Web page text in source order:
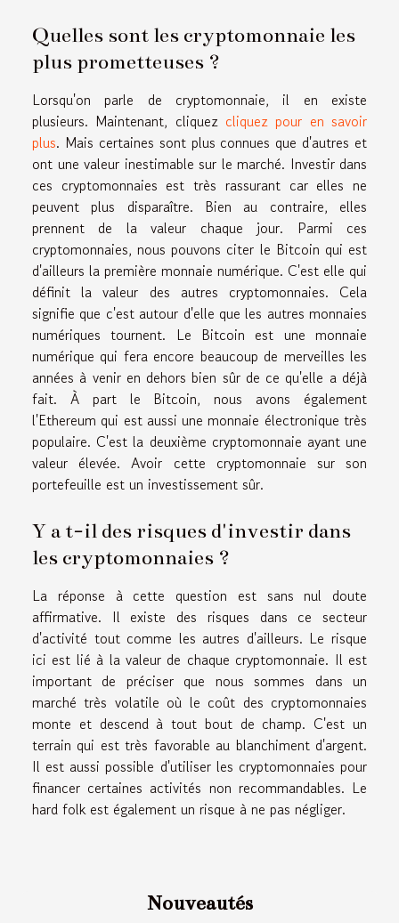
Quelles sont les cryptomonnaie les
plus prometteuses ?
Lorsqu'on parle de cryptomonnaie, il en existe
plusieurs. Maintenant, cliquez cliquez pour en savoir
plus. Mais certaines sont plus connues que d'autres et
ont une valeur inestimable sur le marché. Investir dans
ces cryptomonnaies est très rassurant car elles ne
peuvent plus disparaître. Bien au contraire, elles
prennent de la valeur chaque jour. Parmi ces
cryptomonnaies, nous pouvons citer le Bitcoin qui est
d'ailleurs la première monnaie numérique. C'est elle qui
définit la valeur des autres cryptomonnaies. Cela
signifie que c'est autour d'elle que les autres monnaies
numériques tournent. Le Bitcoin est une monnaie
numérique qui fera encore beaucoup de merveilles les
années à venir en dehors bien sûr de ce qu'elle a déjà
fait. À part le Bitcoin, nous avons également
l'Ethereum qui est aussi une monnaie électronique très
populaire. C'est la deuxième cryptomonnaie ayant une
valeur élevée. Avoir cette cryptomonnaie sur son
portefeuille est un investissement sûr.
Y a t-il des risques d'investir dans
les cryptomonnaies ?
La réponse à cette question est sans nul doute
affirmative. Il existe des risques dans ce secteur
d'activité tout comme les autres d'ailleurs. Le risque
ici est lié à la valeur de chaque cryptomonnaie. Il est
important de préciser que nous sommes dans un
marché très volatile où le coût des cryptomonnaies
monte et descend à tout bout de champ. C'est un
terrain qui est très favorable au blanchiment d'argent.
Il est aussi possible d'utiliser les cryptomonnaies pour
financer certaines activités non recommandables. Le
hard folk est également un risque à ne pas négliger.
Nouveautés